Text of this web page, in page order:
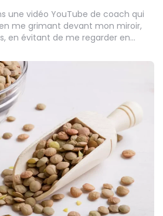
une vidéo YouTube de coach qui
me grimant devant mon miroir,
en évitant de me regarder en…